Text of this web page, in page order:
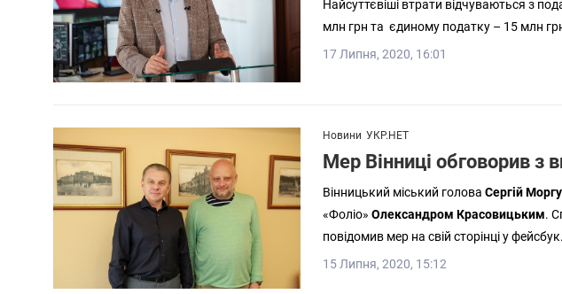
Найсуттєвіші втрати відчуваються з
млн грн та єдиному податку – 15 млн
17 Липня, 2020, 16:01
Новини УКР.НЕТ
Мер Вінниці обговорив
Вінницький міський голова Сергій
«Фоліо» Олександром Красовицьким.
повідомив мер на свій сторінці у фейсбук.
15 Липня, 2020, 15:12